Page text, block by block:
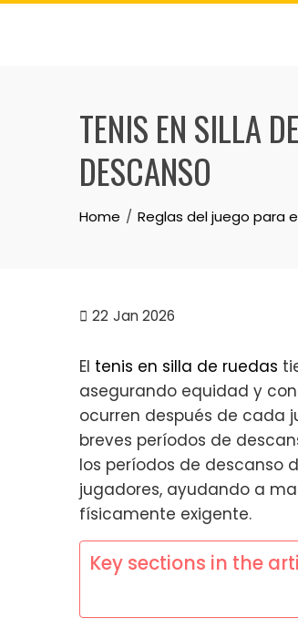
Skip
TENIS EN SILLA
DESCANSO
Home Reglas del juego para
22 Jan 2026
El tenis en silla de ruedas
asegurando equidad y
ocurren después de cada
breves períodos de
los períodos de descanso
jugadores, ayudando a
físicamente exigente.
Key sections in the